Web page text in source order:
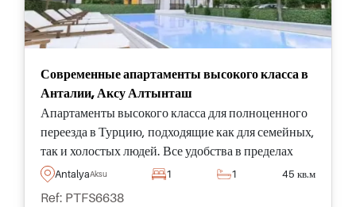
Современные апартаменты высокого класса в
Анталии, Аксу Алтынташ
Апартаменты высокого класса для полноценного
переезда в Турцию, подходящие как для семейных,
так и холостых людей. Все удобства в пределах
территории и в внутри квартиры обеспечат вам
AntalyaAksu 1 1 45 кв.м
Ref: PTFS6638